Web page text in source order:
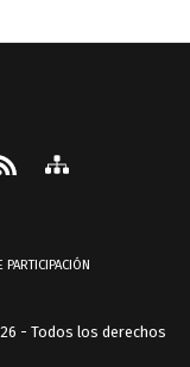
PARTICIPACIÓN
- Todos los derechos